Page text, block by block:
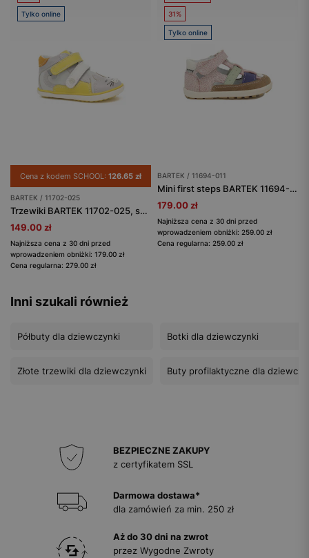
Tylko online
Cena z kodem SCHOOL: 126.65 zł
BARTEK / 11702-025
Trzewiki BARTEK 11702-025, szaro-żółty
149.00 zł
Najniższa cena z 30 dni przed
wprowadzeniem obniżki: 179.00 zł
Cena regularna: 279.00 zł
31%
Tylko online
BARTEK / 11694-011
Mini first steps BARTEK 11694-011, dla dziewcząt, wielokolorowy
179.00 zł
Najniższa cena z 30 dni przed
wprowadzeniem obniżki: 259.00 zł
Cena regularna: 259.00 zł
Inni szukali również
Półbuty dla dziewczynki
Złote trzewiki dla dziewczynki
Botki dla dziewczynki
Buty profilaktyczne dla
BEZPIECZNE ZAKUPY
z certyfikatem SSL
Darmowa dostawa*
dla zamówień za min. 250 zł
Aż do 30 dni na zwrot
przez Wygodne Zwroty